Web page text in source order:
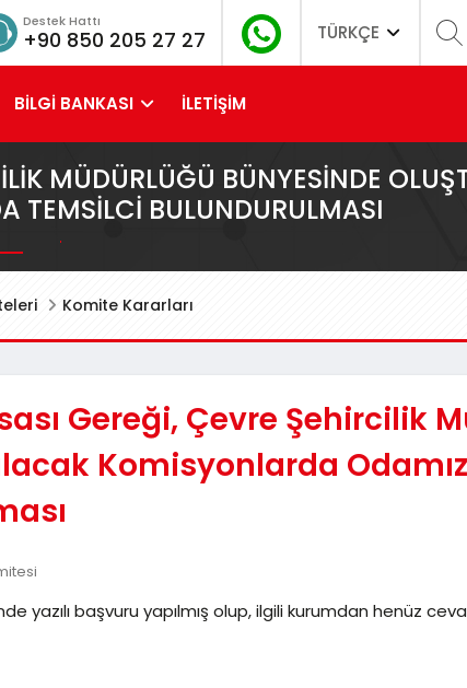
Destek Hattı
+90 850 205 27 27 TÜRKÇE
BİLGİ BANKASI İLETİŞİM
MÜDÜRLÜĞÜ BÜNYESINDE
TEMSILCI BULUNDURULMASI
Komite Kararları
Gereği, Çevre Şehircilik
Komisyonlarda
yazılı başvuru yapılmış olup, ilgili kurumdan henüz